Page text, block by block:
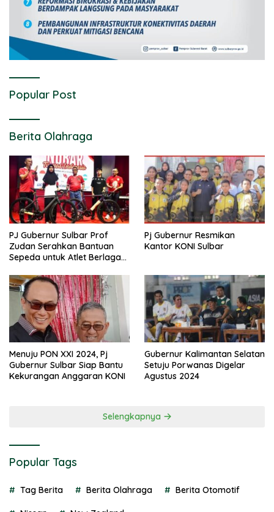
Popular Post
Berita Olahraga
PJ Gubernur Sulbar Prof
Zudan Serahkan Bantuan
Sepeda untuk Atlet Berlaga
Pj Gubernur Resmikan
Kantor KONI Sulbar
Menuju PON XXI 2024, Pj
Gubernur Sulbar Siap Bantu
Kekurangan Anggaran KONI
Gubernur Kalimantan Selatan
Setuju Porwanas Digelar
Agustus 2024
Selengkapnya
Popular Tags
Tag Berita Berita Olahraga Berita Otomotif